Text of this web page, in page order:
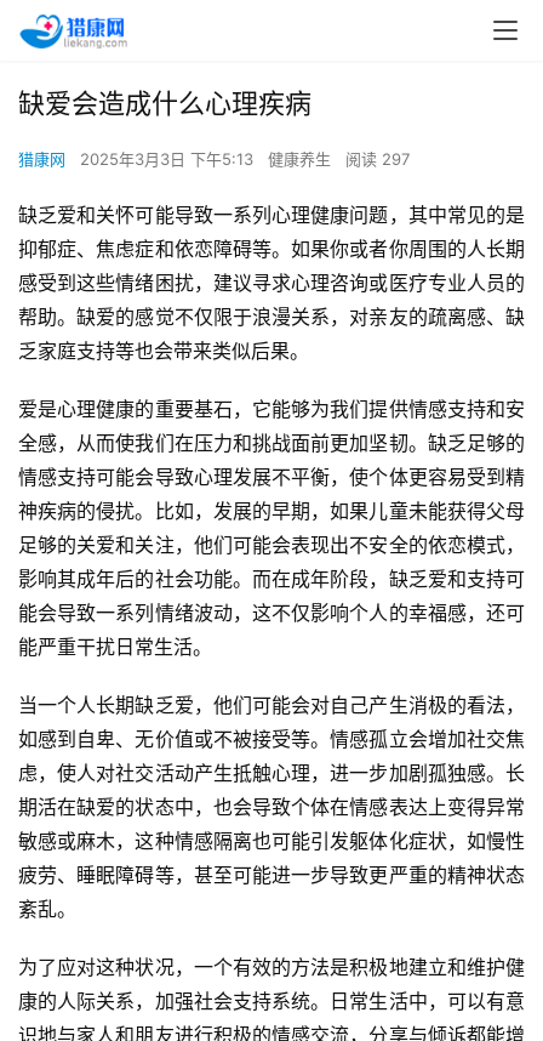
缺爱会造成什么心理疾病
猎康网 2025年3月3日 下午5:13 健康养生 阅读 297
缺乏爱和关怀可能导致一系列心理健康问题，其中常见的是
抑郁症、焦虑症和依恋障碍等。如果你或者你周围的人长期
感受到这些情绪困扰，建议寻求心理咨询或医疗专业人员的
帮助。缺爱的感觉不仅限于浪漫关系，对亲友的疏离感、缺
乏家庭支持等也会带来类似后果。
爱是心理健康的重要基石，它能够为我们提供情感支持和安
全感，从而使我们在压力和挑战面前更加坚韧。缺乏足够的
情感支持可能会导致心理发展不平衡，使个体更容易受到精
神疾病的侵扰。比如，发展的早期，如果儿童未能获得父母
足够的关爱和关注，他们可能会表现出不安全的依恋模式，
影响其成年后的社会功能。而在成年阶段，缺乏爱和支持可
能会导致一系列情绪波动，这不仅影响个人的幸福感，还可
能严重干扰日常生活。
当一个人长期缺乏爱，他们可能会对自己产生消极的看法，
如感到自卑、无价值或不被接受等。情感孤立会增加社交焦
虑，使人对社交活动产生抵触心理，进一步加剧孤独感。长
期活在缺爱的状态中，也会导致个体在情感表达上变得异常
敏感或麻木，这种情感隔离也可能引发躯体化症状，如慢性
疲劳、睡眠障碍等，甚至可能进一步导致更严重的精神状态
紊乱。
为了应对这种状况，一个有效的方法是积极地建立和维护健
康的人际关系，加强社会支持系统。日常生活中，可以有意
识地与家人和朋友进行积极的情感交流，分享与倾诉都能增